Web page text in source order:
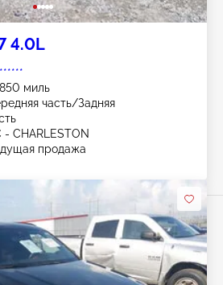
4.0L
миль
часть/Задняя
- CHARLESTON
продажа